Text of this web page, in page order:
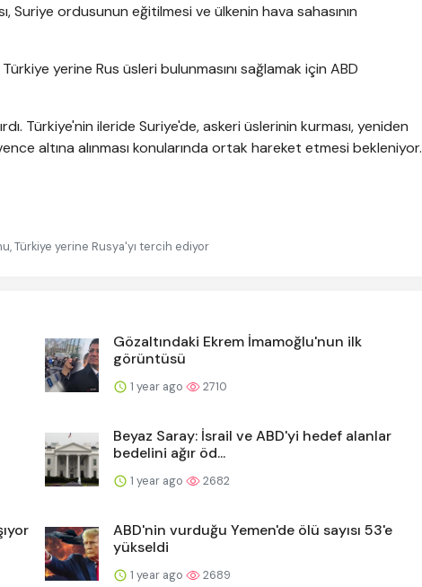
Suriye ordusunun eğitilmesi ve ülkenin hava sahasının
yerine Rus üsleri bulunmasını sağlamak için ABD
Türkiye'nin ileride Suriye'de, askeri üslerinin kurması, yeniden
altına alınması konularında ortak hareket etmesi bekleniyor.
Türkiye yerine Rusya'yı tercih ediyor
Gözaltındaki Ekrem İmamoğlu'nun ilk
görüntüsü
1 year ago 2710
Beyaz Saray: İsrail ve ABD'yi hedef alanlar
bedelini ağır öd...
1 year ago 2682
ABD'nin vurduğu Yemen'de ölü sayısı 53'e
yükseldi
1 year ago 2689